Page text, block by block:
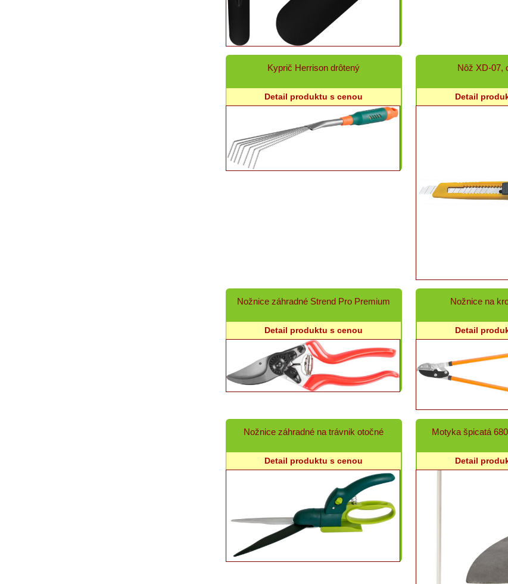
Kyprič Herrison drôtený
Detail produktu s cenou
Nôž XD-07,
Detail
Nožnice záhradné Strend Pro Premium
Detail produktu s cenou
Nožnice na
Detail
Nožnice záhradné na trávnik otočné
Detail produktu s cenou
Motyka špicatá
Detail